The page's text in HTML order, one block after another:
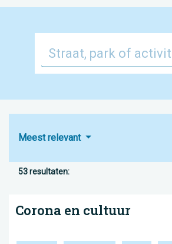
Meest relevant
53 resultaten:
Corona en cultuur